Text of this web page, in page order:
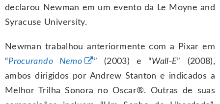
declarou Newman em um evento da Le Moyne and
Syracuse University.
Newman trabalhou anteriormente com a Pixar em
“Procurando Nemo ” (2003) e “Wall-E” (2008),
ambos dirigidos por Andrew Stanton e indicados a
Melhor Trilha Sonora no Oscar®. Outras de suas